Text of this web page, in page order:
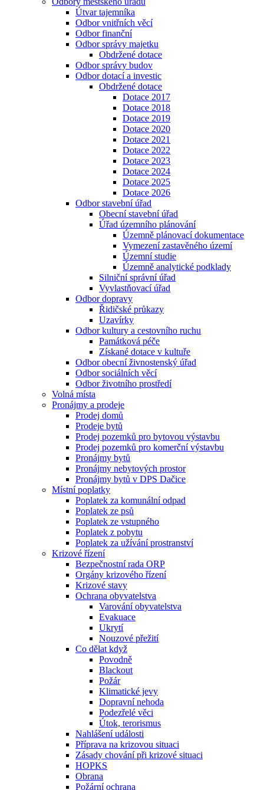
Útvar tajemníka
Odbor vnitřních věcí
Odbor finanční
Odbor správy majetku
Obdržené dotace
Odbor správy budov
Odbor dotací a investic
Obdržené dotace
Dotace 2017
Dotace 2018
Dotace 2019
Dotace 2020
Dotace 2021
Dotace 2022
Dotace 2023
Dotace 2024
Dotace 2025
Dotace 2026
Odbor stavební úřad
Obecní stavební úřad
Úřad územního plánování
Územně plánovací dokumentace
Vymezení zastavěného území
Územní studie
Územně analytické podklady
Silniční správní úřad
Vyvlastňovací úřad
Odbor dopravy
Řidičské průkazy
Uzavírky
Odbor kultury a cestovního ruchu
Památková péče
Získané dotace v kultuře
Odbor obecní živnostenský úřad
Odbor sociálních věcí
Odbor životního prostředí
Volná místa
Pronájmy a prodeje
Prodej domů
Prodeje bytů
Prodej pozemků pro bytovou výstavbu
Prodej pozemků pro komerční výstavbu
Pronájmy bytů
Pronájmy nebytových prostor
Pronájmy bytů v DPS Dačice
Místní poplatky
Poplatek za komunální odpad
Poplatek ze psů
Poplatek ze vstupného
Poplatek z pobytu
Poplatek za užívání prostranství
Krizové řízení
Bezpečnostní rada ORP
Orgány krizového řízení
Krizové stavy
Ochrana obyvatelstva
Varování obyvatelstva
Evakuace
Ukrytí
Nouzové přežití
Co dělat když
Povodně
Blackout
Požár
Klimatické jevy
Dopravní nehoda
Podezřelé věci
Útok, terorismus
Nahlášení události
Příprava na krizovou situaci
Zásady chování při krizové situaci
HOPKS
Obrana
Požární ochrana